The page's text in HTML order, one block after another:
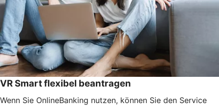
VR Smart flexibel beantragen
Wenn Sie OnlineBanking nutzen, können Sie den Service